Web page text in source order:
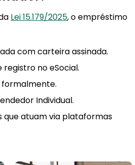
Lei 15.179/2025, o empréstimo
com carteira assinada.
no eSocial.
formalmente.
Individual.
atuam via plataformas